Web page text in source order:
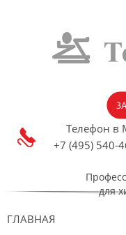
Телефон
+7 (495)
для
ГЛАВНАЯ